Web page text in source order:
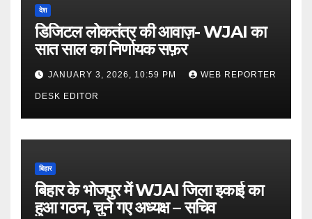
देश
डिजिटल लोकतंत्र की आवाज़- WJAI का
सात साल का निर्णायक सफ़र
JANUARY 3, 2026, 10:59 PM WEB REPORTER
DESK EDITOR
बिहार
बिहार के भोजपुर में WJAI जिला इकाई का
हुआ गठन, चुने गए अध्यक्ष – सचिव